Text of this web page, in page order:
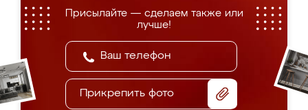
Присылайте — сделаем также или
лучше!
Прикрепить фото